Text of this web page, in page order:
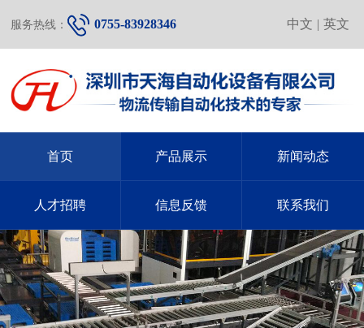
中文 | 英文
服务热线： 0755-83928346
首页 产品展示 新闻动态
人才招聘 信息反馈 联系我们